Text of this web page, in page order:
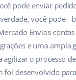
pode enviar
você pode -
Envios
e uma ampla
agilizar o processo
foi desenvolvido